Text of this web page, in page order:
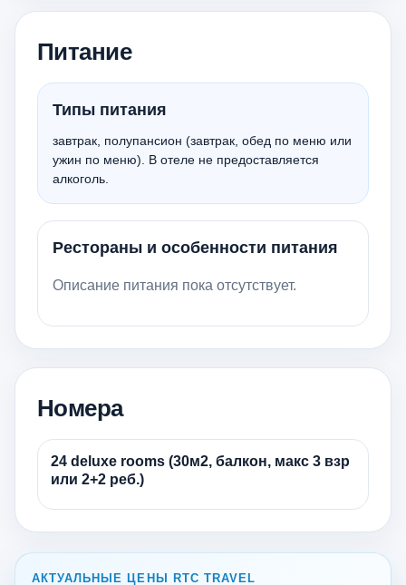
Питание
Типы питания
завтрак, полупансион (завтрак, обед по меню или
ужин по меню). В отеле не предоставляется
алкоголь.
Рестораны и особенности питания
Описание питания пока отсутствует.
Номера
24 deluxe rooms (30м2, балкон, макс 3 взр
или 2+2 реб.)
АКТУАЛЬНЫЕ ЦЕНЫ RTC TRAVEL